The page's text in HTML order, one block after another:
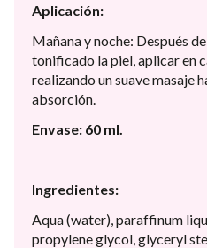
Aplicación:
Mañana y noche: Después
tonificado la piel, aplicar en
realizando un suave masaje
absorción.
Envase: 60 ml.
Ingredientes:
Aqua (water), paraffinum
propylene glycol, glyceryl